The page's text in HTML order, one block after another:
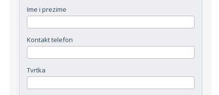
Ime i prezime
Kontakt telefon
Tvrtka